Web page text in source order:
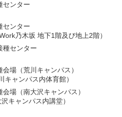
センター
センター
乃木坂 地下1階及び地上2階）
種センター
場（荒川キャンパス）
キャンパス内体育館）
場（南大沢キャンパス）
キャンパス内講堂）